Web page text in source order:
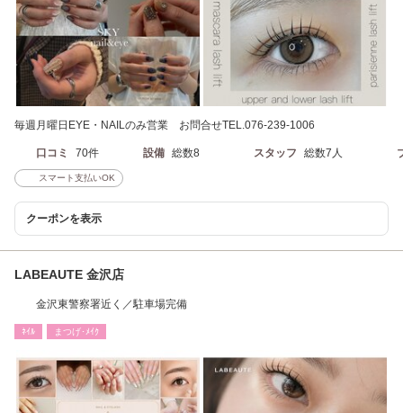
毎週月曜日EYE・NAILのみ営業 お問合せTEL.076-239-1006
口コミ 70件 設備 総数8 スタッフ 総数7人
スマート支払いOK
クーポンを表示
LABEAUTE 金沢店
金沢東警察署近く／駐車場完備
ﾈｲﾙ まつげ･ﾒｲｸ